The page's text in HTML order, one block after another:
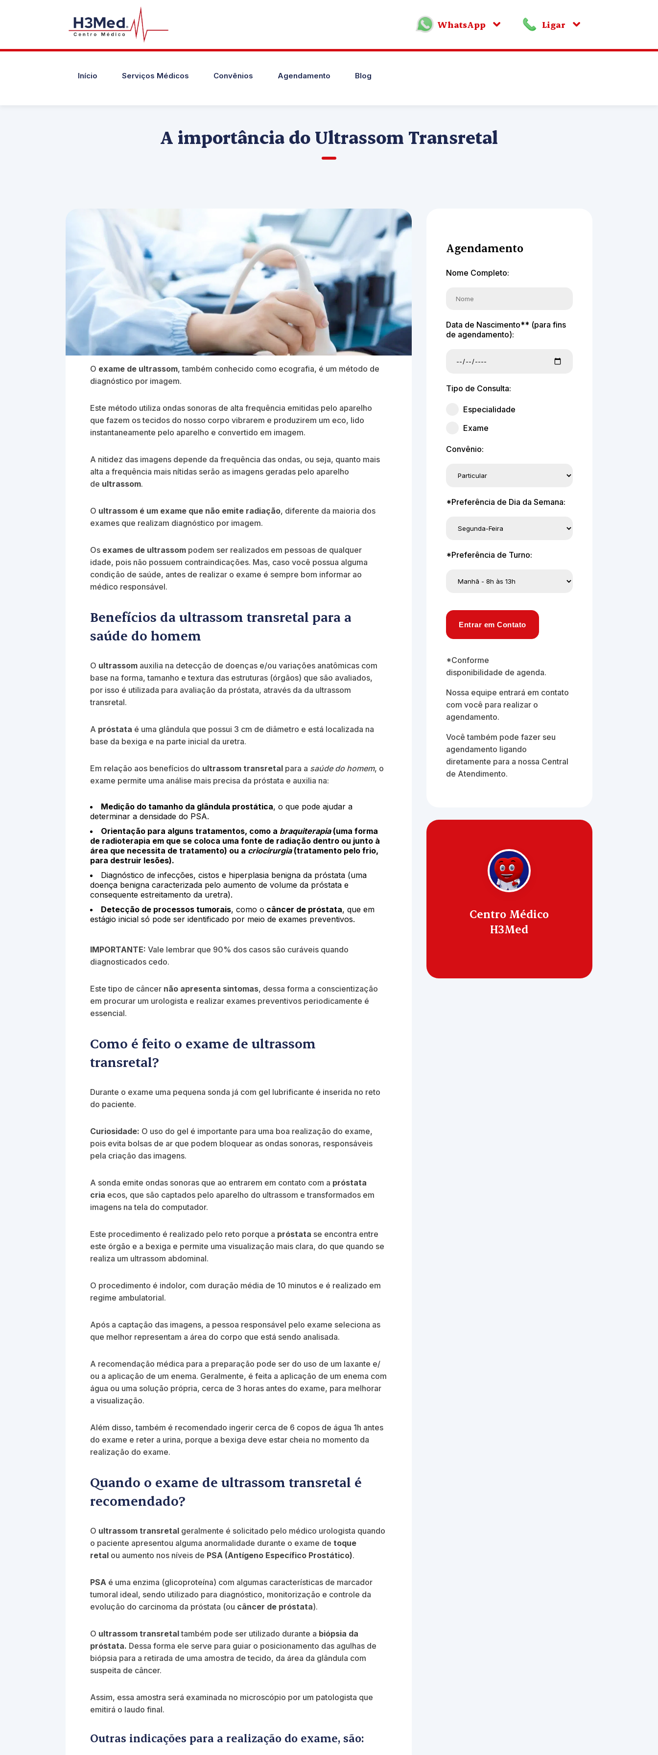
WhatsApp Ligar
Início Serviços Médicos Convênios Agendamento Blog
A importância do Ultrassom Transretal
O exame de ultrassom, também conhecido como ecografia, é um método de
diagnóstico por imagem.
Este método utiliza ondas sonoras de alta frequência emitidas pelo aparelho
que fazem os tecidos do nosso corpo vibrarem e produzirem um eco, lido
instantaneamente pelo aparelho e convertido em imagem.
A nitidez das imagens depende da frequência das ondas, ou seja, quanto mais
alta a frequência mais nítidas serão as imagens geradas pelo aparelho
de ultrassom.
O ultrassom é um exame que não emite radiação, diferente da maioria dos
exames que realizam diagnóstico por imagem.
Os exames de ultrassom podem ser realizados em pessoas de qualquer
idade, pois não possuem contraindicações. Mas, caso você possua alguma
condição de saúde, antes de realizar o exame é sempre bom informar ao
médico responsável.
Benefícios da ultrassom transretal para a
saúde do homem
O ultrassom auxilia na detecção de doenças e/ou variações anatômicas com
base na forma, tamanho e textura das estruturas (órgãos) que são avaliados,
por isso é utilizada para avaliação da próstata, através da da ultrassom
transretal.
A próstata é uma glândula que possui 3 cm de diâmetro e está localizada na
base da bexiga e na parte inicial da uretra.
Em relação aos benefícios do ultrassom transretal para a saúde do homem, o
exame permite uma análise mais precisa da próstata e auxilia na:
Medição do tamanho da glândula prostática, o que pode ajudar a
determinar a densidade do PSA.
Orientação para alguns tratamentos, como a braquiterapia(uma forma
de radioterapia em que se coloca uma fonte de radiação dentro ou junto à
área que necessita de tratamento) ou a criocirurgia(tratamento pelo frio,
para destruir lesões).
Diagnóstico de infecções, cistos e hiperplasia benigna da próstata (uma
doença benigna caracterizada pelo aumento de volume da próstata e
consequente estreitamento da uretra).
Detecção de processos tumorais, como o câncer de próstata, que em
estágio inicial só pode ser identificado por meio de exames preventivos.
IMPORTANTE: Vale lembrar que 90% dos casos são curáveis quando
diagnosticados cedo.
Este tipo de câncer não apresenta sintomas, dessa forma a conscientização
em procurar um urologista e realizar exames preventivos periodicamente é
essencial.
Como é feito o exame de ultrassom
transretal?
Durante o exame uma pequena sonda já com gel lubrificante é inserida no reto
do paciente.
Curiosidade: O uso do gel é importante para uma boa realização do exame,
pois evita bolsas de ar que podem bloquear as ondas sonoras, responsáveis
pela criação das imagens.
A sonda emite ondas sonoras que ao entrarem em contato com a próstata
cria ecos, que são captados pelo aparelho do ultrassom e transformados em
imagens na tela do computador.
Este procedimento é realizado pelo reto porque a próstata se encontra entre
este órgão e a bexiga e permite uma visualização mais clara, do que quando se
realiza um ultrassom abdominal.
O procedimento é indolor, com duração média de 10 minutos e é realizado em
regime ambulatorial.
Após a captação das imagens, a pessoa responsável pelo exame seleciona as
que melhor representam a área do corpo que está sendo analisada.
A recomendação médica para a preparação pode ser do uso de um laxante e/
ou a aplicação de um enema. Geralmente, é feita a aplicação de um enema com
água ou uma solução própria, cerca de 3 horas antes do exame, para melhorar
a visualização.
Além disso, também é recomendado ingerir cerca de 6 copos de água 1h antes
do exame e reter a urina, porque a bexiga deve estar cheia no momento da
realização do exame.
Quando o exame de ultrassom transretal é
recomendado?
O ultrassom transretal geralmente é solicitado pelo médico urologista quando
o paciente apresentou alguma anormalidade durante o exame de toque
retal ou aumento nos níveis de PSA (Antígeno Específico Prostático).
PSA é uma enzima (glicoproteína) com algumas características de marcador
tumoral ideal, sendo utilizado para diagnóstico, monitorização e controle da
evolução do carcinoma da próstata (ou câncer de próstata).
O ultrassom transretaltambém pode ser utilizado durante a biópsia da
próstata. Dessa forma ele serve para guiar o posicionamento das agulhas de
biópsia para a retirada de uma amostra de tecido, da área da glândula com
suspeita de câncer.
Assim, essa amostra será examinada no microscópio por um patologista que
emitirá o laudo final.
Outras indicações para a realização do exame, são:
Agendamento
Nome Completo:
Data de Nascimento** (para fins
de agendamento):
Tipo de Consulta:
Especialidade
Exame
Convênio:
*Preferência de Dia da Semana:
*Preferência de Turno:
Entrar em Contato
*Conforme
disponibilidade de agenda.
Nossa equipe entrará em contato
com você para realizar o
agendamento.
Você também pode fazer seu
agendamento ligando
diretamente para a nossa Central
de Atendimento.
Centro Médico
H3Med